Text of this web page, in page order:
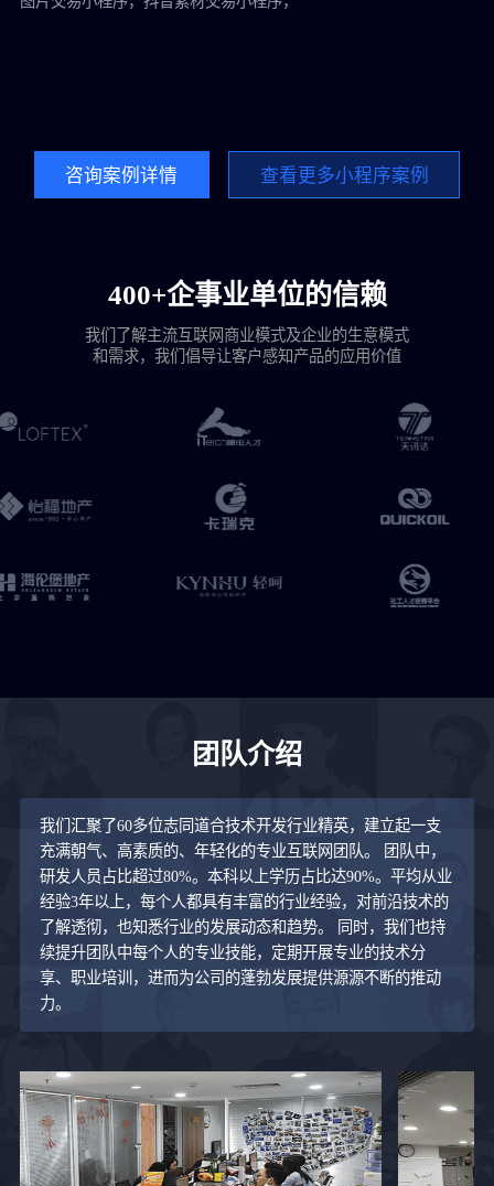
咨询案例详情 查看更多小程序案例
400+企事业单位的信赖
我们了解主流互联网商业模式及企业的生意模式
和需求，我们倡导让客户感知产品的应用价值
团队介绍
我们汇聚了60多位志同道合技术开发行业精英，建立起一支
充满朝气、高素质的、年轻化的专业互联网团队。 团队中，
研发人员占比超过80%。本科以上学历占比达90%。平均从业
经验3年以上，每个人都具有丰富的行业经验，对前沿技术的
了解透彻，也知悉行业的发展动态和趋势。 同时，我们也持
续提升团队中每个人的专业技能，定期开展专业的技术分
享、职业培训，进而为公司的蓬勃发展提供源源不断的推动
力。